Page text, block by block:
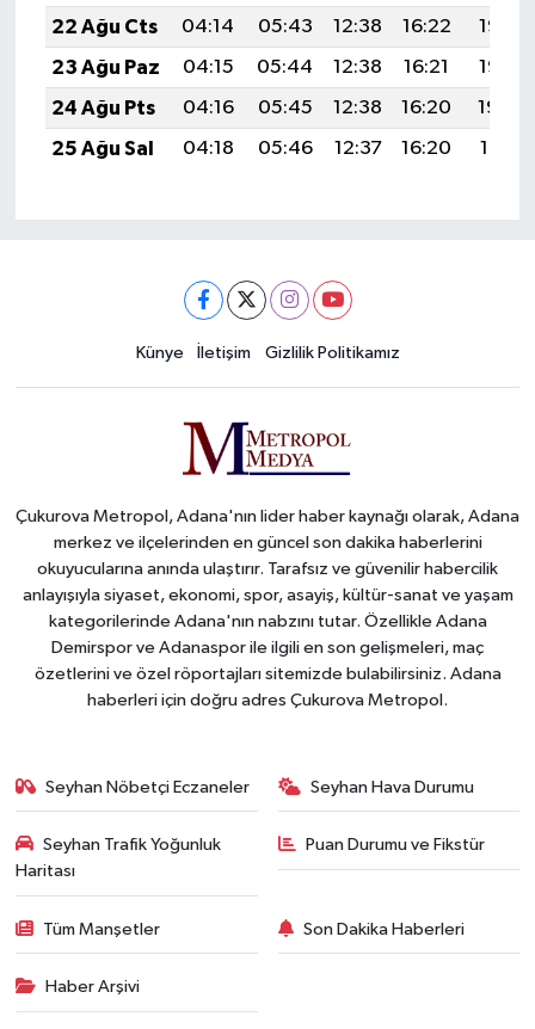
22 Ağu Cts
04:14 05:43 12:38 16:22
19:23
23 Ağu Paz
04:15 05:44 12:38 16:21
19:22
24 Ağu Pts
04:16 05:45 12:38 16:20
19:20
25 Ağu Sal
04:18 05:46 12:37 16:20 19:19
Künye İletişim Gizlilik Politikamız
Çukurova Metropol, Adana'nın lider haber kaynağı olarak, Adana
merkez ve ilçelerinden en güncel son dakika haberlerini
okuyucularına anında ulaştırır. Tarafsız ve güvenilir habercilik
anlayışıyla siyaset, ekonomi, spor, asayiş, kültür-sanat ve yaşam
kategorilerinde Adana'nın nabzını tutar. Özellikle Adana
Demirspor ve Adanaspor ile ilgili en son gelişmeleri, maç
özetlerini ve özel röportajları sitemizde bulabilirsiniz. Adana
haberleri için doğru adres Çukurova Metropol.
Seyhan Nöbetçi Eczaneler Seyhan Hava Durumu
Seyhan Trafik Yoğunluk
Haritası
Puan Durumu ve Fikstür
Tüm Manşetler Son Dakika Haberleri
Haber Arşivi